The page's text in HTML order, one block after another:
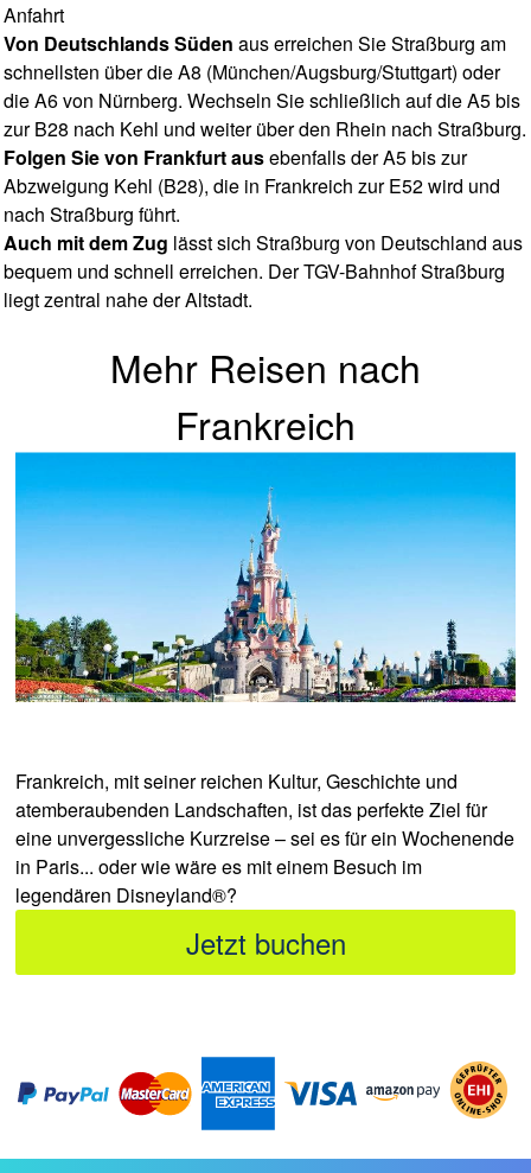
Anfahrt
Von Deutschlands Süden aus erreichen Sie Straßburg am
schnellsten über die A8 (München/Augsburg/Stuttgart) oder
die A6 von Nürnberg. Wechseln Sie schließlich auf die A5 bis
zur B28 nach Kehl und weiter über den Rhein nach Straßburg.
Folgen Sie von Frankfurt ausebenfalls der A5 bis zur
Abzweigung Kehl (B28), die in Frankreich zur E52 wird und
nach Straßburg führt.
Auch mit dem Zug lässt sich Straßburg von Deutschland aus
bequem und schnell erreichen. Der TGV-Bahnhof Straßburg
liegt zentral nahe der Altstadt.
Mehr Reisen nach
Frankreich
Frankreich, mit seiner reichen Kultur, Geschichte und
atemberaubenden Landschaften, ist das perfekte Ziel für
eine unvergessliche Kurzreise – sei es für ein Wochenende
in Paris... oder wie wäre es mit einem Besuch im
legendären Disneyland®?
Jetzt buchen